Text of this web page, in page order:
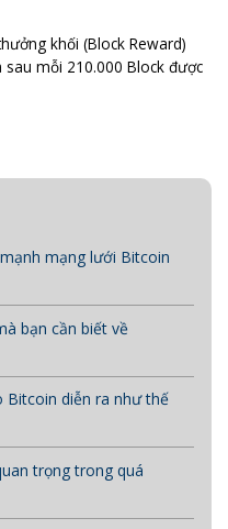
khối (Block Reward)
mỗi 210.000 Block được
mạng lưới Bitcoin
bạn cần biết về
Bitcoin diễn ra như thế
trọng trong quá